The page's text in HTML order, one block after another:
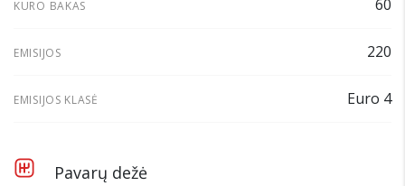
KURO BAKAS 60
EMISIJOS 220
EMISIJOS KLASĖ Euro 4
Pavarų dežė